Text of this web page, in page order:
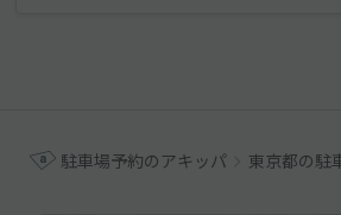
駐車場予約のアキッパ 東京都の駐